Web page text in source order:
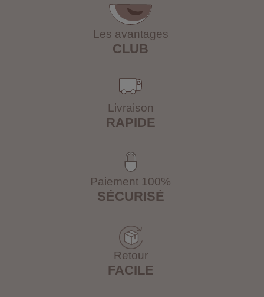
Les avantages
CLUB
Livraison
RAPIDE
Paiement 100%
SÉCURISÉ
Retour
FACILE